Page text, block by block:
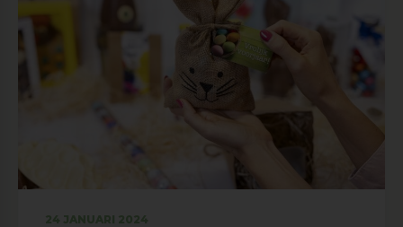
24 JANUARI 2024